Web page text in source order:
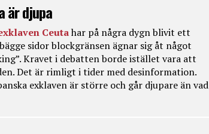
är djupa
Ceutahar på några dygn blivit ett
sidor blockgränsen ägnar sig åt något
Kravet i debatten borde istället vara att
Det är rimligt i tider med desinformation.
exklaven är större och går djupare än vad